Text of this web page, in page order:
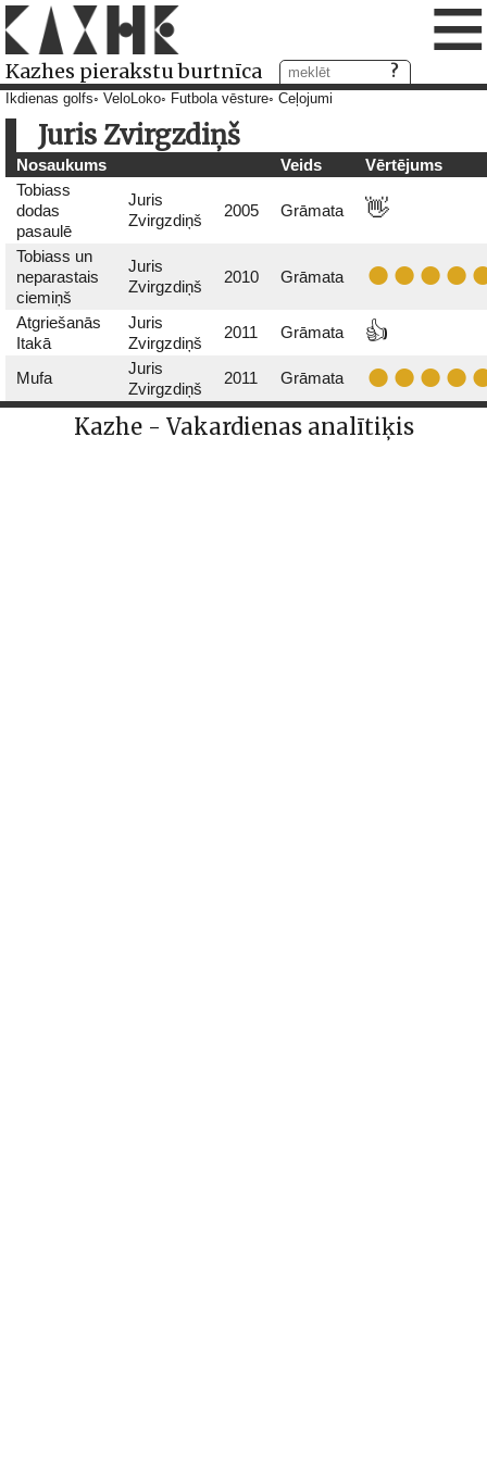
Kazhes pierakstu burtnīca ≡
Ikdienas golfs VeloLoko Futbola vēsture Ceļojumi
Juris Zvirgzdiņš
Nosaukums Veids
Vērtējums
Tobiass
dodas
pasaulē
Juris
Zvirgzdiņš
2005 Grāmata 👋
Tobiass un
neparastais
ciemiņš
Juris
Zvirgzdiņš
2010 Grāmata
Atgriešanās
Itakā
Juris
Zvirgzdiņš
2011 Grāmata 👍
Mufa
Juris
Zvirgzdiņš
2011 Grāmata
Kazhe - Vakardienas analītiķis